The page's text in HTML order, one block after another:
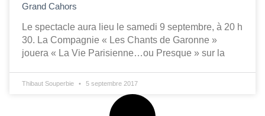
Grand Cahors
Le spectacle aura lieu le samedi 9 septembre, à 20 h
30. La Compagnie « Les Chants de Garonne »
jouera « La Vie Parisienne…ou Presque » sur la
Thibaut Souperbie 5 septembre 2017